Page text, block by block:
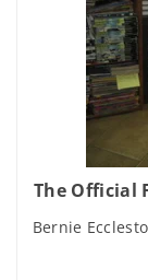
The Official
Bernie